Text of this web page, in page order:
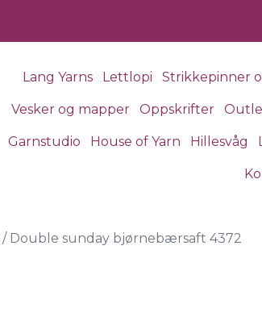
Lang Yarns Lettlopi Strikkepinner
Vesker og mapper Oppskrifter
Garnstudio House of Yarn Hillesvåg
/ Double sunday bjørnebærsaft 4372